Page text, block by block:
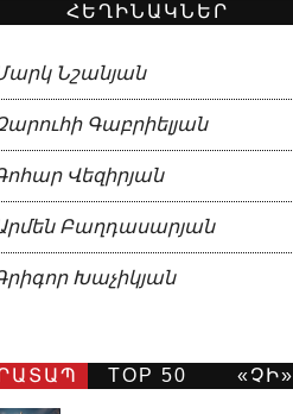
ՀԵՂԻՆԱԿՆԵՐ
Նշանյան
Գաբրիելյան
Վեզիրյան
Բաղդասարյան
Խաչիկյան
TOP 50
«ՉԻ»